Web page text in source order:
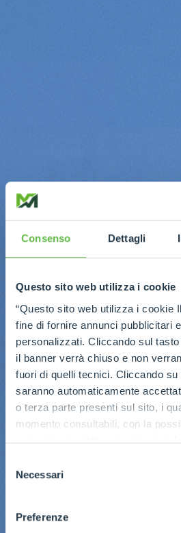
Consenso Dettagli
Questo sito web utilizza i cookie
“Questo sito web utilizza i cookie
fine di fornire annunci pubblicitari
personalizzati. Cliccando sul
il banner verrà chiuso e non
fuori di quelli tecnici. Cliccando su
saranno automaticamente
o terza parte presenti sul sito, i
momento consultabili, con la
consenso prestato per ogni
ogni pagina, selezionare
dell'informativa completa nel
pagina. Per esercitare i diritti
delNecessari
Preferenze